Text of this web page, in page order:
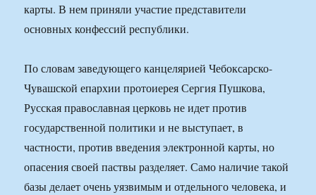
карты. В нем приняли участие представители
основных конфессий республики.
По словам заведующего канцелярией Чебоксарско-
Чувашской епархии протоиерея Сергия Пушкова,
Русская православная церковь не идет против
государственной политики и не выступает, в
частности, против введения электронной карты, но
опасения своей паствы разделяет. Само наличие такой
базы делает очень уязвимым и отдельного человека, и